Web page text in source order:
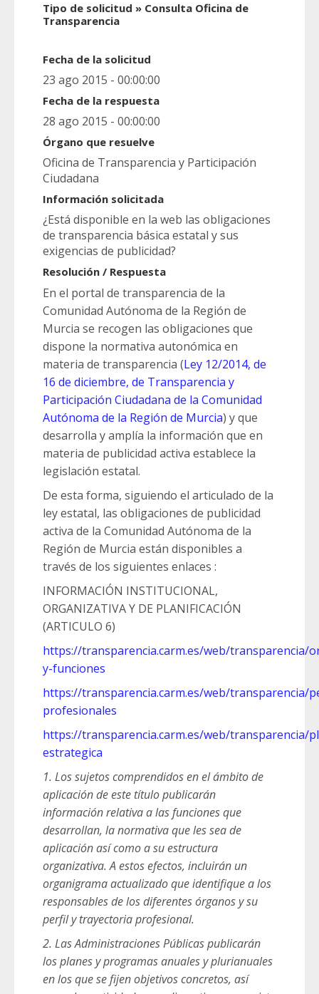
Tipo de solicitud » Consulta Oficina de
Transparencia
Fecha de la solicitud
23 ago 2015 - 00:00:00
Fecha de la respuesta
28 ago 2015 - 00:00:00
Órgano que resuelve
Oficina de Transparencia y Participación
Ciudadana
Información solicitada
¿Está disponible en la web las obligaciones
de transparencia básica estatal y sus
exigencias de publicidad?
Resolución / Respuesta
En el portal de transparencia de la
Comunidad Autónoma de la Región de
Murcia se recogen las obligaciones que
dispone la normativa autonómica en
materia de transparencia (Ley 12/2014, de
16 de diciembre, de Transparencia y
Participación Ciudadana de la Comunidad
Autónoma de la Región de Murcia) y que
desarrolla y amplía la información que en
materia de publicidad activa establece la
legislación estatal.
De esta forma, siguiendo el articulado de la
ley estatal, las obligaciones de publicidad
activa de la Comunidad Autónoma de la
Región de Murcia están disponibles a
través de los siguientes enlaces :
INFORMACIÓN INSTITUCIONAL,
ORGANIZATIVA Y DE PLANIFICACIÓN
(ARTICULO 6)
https://transparencia.carm.es/web/transparencia/
y-funciones
https://transparencia.carm.es/web/transparencia/
profesionales
https://transparencia.carm.es/web/transparencia/
estrategica
1. Los sujetos comprendidos en el ámbito de
aplicación de este título publicarán
información relativa a las funciones que
desarrollan, la normativa que les sea de
aplicación así como a su estructura
organizativa. A estos efectos, incluirán un
organigrama actualizado que identifique a los
responsables de los diferentes órganos y su
perfil y trayectoria profesional.
2. Las Administraciones Públicas publicarán
los planes y programas anuales y plurianuales
en los que se fijen objetivos concretos, así